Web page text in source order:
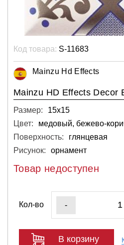
Код товара: S-11683
Mainzu Hd Effects
Mainzu HD Effects Decor
Размер:
15х15
Цвет:
Поверхность:
глянцевая
Рисунок:
орнамент
Товар недоступен
Кол-во -
В корзину